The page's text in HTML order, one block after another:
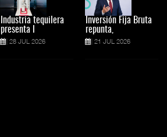
Industria tequilera
presenta l
28 JUL 2026
Inversión Fija Bruta
repunta,
21 JUL 2026